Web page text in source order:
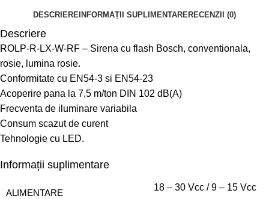
DESCRIEREINFORMAȚII SUPLIMENTARERECENZII (0)
Descriere
ROLP-R-LX-W-RF – Sirena cu flash Bosch, conventionala,
rosie, lumina rosie.
Conformitate cu EN54-3 si EN54-23
Acoperire pana la 7,5 m/ton DIN 102 dB(A)
Frecventa de iluminare variabila
Consum scazut de curent
Tehnologie cu LED.
Informații suplimentare
ALIMENTARE
18 – 30 Vcc / 9 – 15 Vcc